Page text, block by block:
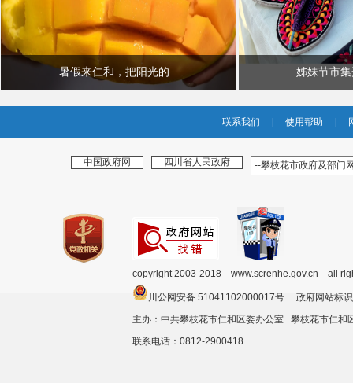
暑假来仁和，把阳光的... 姊妹节市
联系我们 使用帮助
中国政府网 四川省人民政府
copyright 2003-2018 www.screnhe.gov.cn all
川公网安备 51041102000017号 政府网站
主办：中共攀枝花市仁和区委办公室 攀枝花市仁
联系电话：0812-2900418